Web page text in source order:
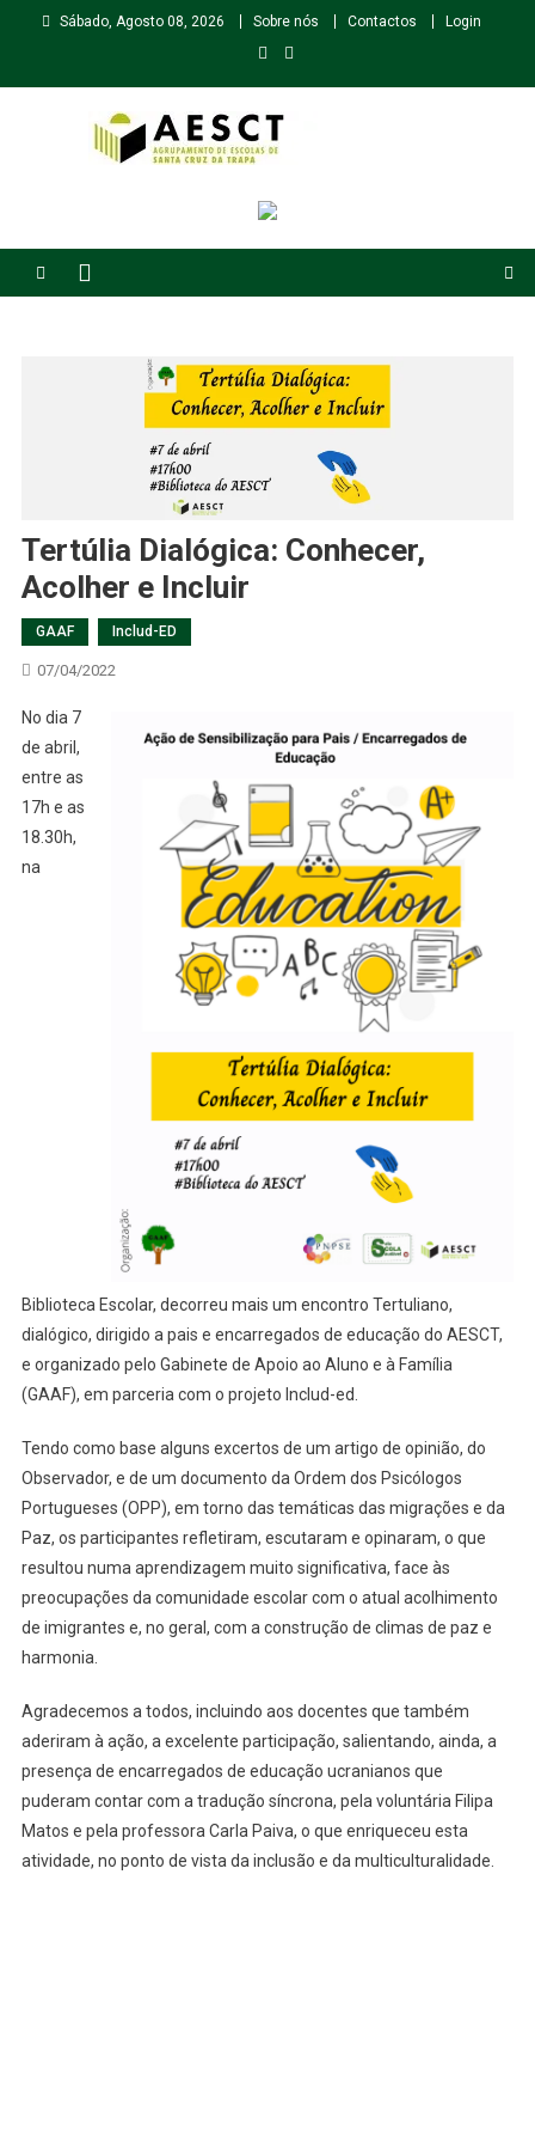
Sábado, Agosto 08, 2026 Sobre nós Contactos Login
Tertúlia Dialógica: Conhecer,
Acolher e Incluir
GAAF Includ-ED
07/04/2022
No dia 7
de abril,
entre as
17h e as
18.30h,
na
Biblioteca Escolar, decorreu mais um encontro Tertuliano,
dialógico, dirigido a pais e encarregados de educação do AESCT,
e organizado pelo Gabinete de Apoio ao Aluno e à Família
(GAAF), em parceria com o projeto Includ-ed.
Tendo como base alguns excertos de um artigo de opinião, do
Observador, e de um documento da Ordem dos Psicólogos
Portugueses (OPP), em torno das temáticas das migrações e da
Paz, os participantes refletiram, escutaram e opinaram, o que
resultou numa aprendizagem muito significativa, face às
preocupações da comunidade escolar com o atual acolhimento
de imigrantes e, no geral, com a construção de climas de paz e
harmonia.
Agradecemos a todos, incluindo aos docentes que também
aderiram à ação, a excelente participação, salientando, ainda, a
presença de encarregados de educação ucranianos que
puderam contar com a tradução síncrona, pela voluntária Filipa
Matos e pela professora Carla Paiva, o que enriqueceu esta
atividade, no ponto de vista da inclusão e da multiculturalidade.